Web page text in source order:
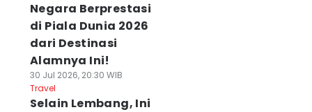
Negara Berprestasi
di Piala Dunia 2026
dari Destinasi
Alamnya Ini!
30 Jul 2026, 20:30 WIB
Travel
Selain Lembang, Ini